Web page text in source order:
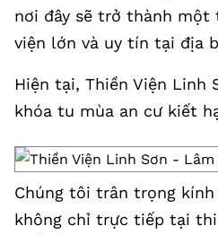
nơi đây sẽ trở thành một
viện lớn và uy tín tại địa
Hiện tại, Thiền Viện Linh
khóa tu mùa an cư kiết
Chúng tôi trân trọng
không chỉ trực tiếp tại